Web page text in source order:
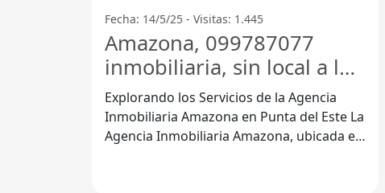
Fecha: 14/5/25 - Visitas: 1.445
Amazona, 099787077
inmobiliaria, sin local a la
calle - Punta Del Este
Explorando los Servicios de la Agencia
Inmobiliaria Amazona en Punta del Este La
Agencia Inmobiliaria Amazona, ubicada en